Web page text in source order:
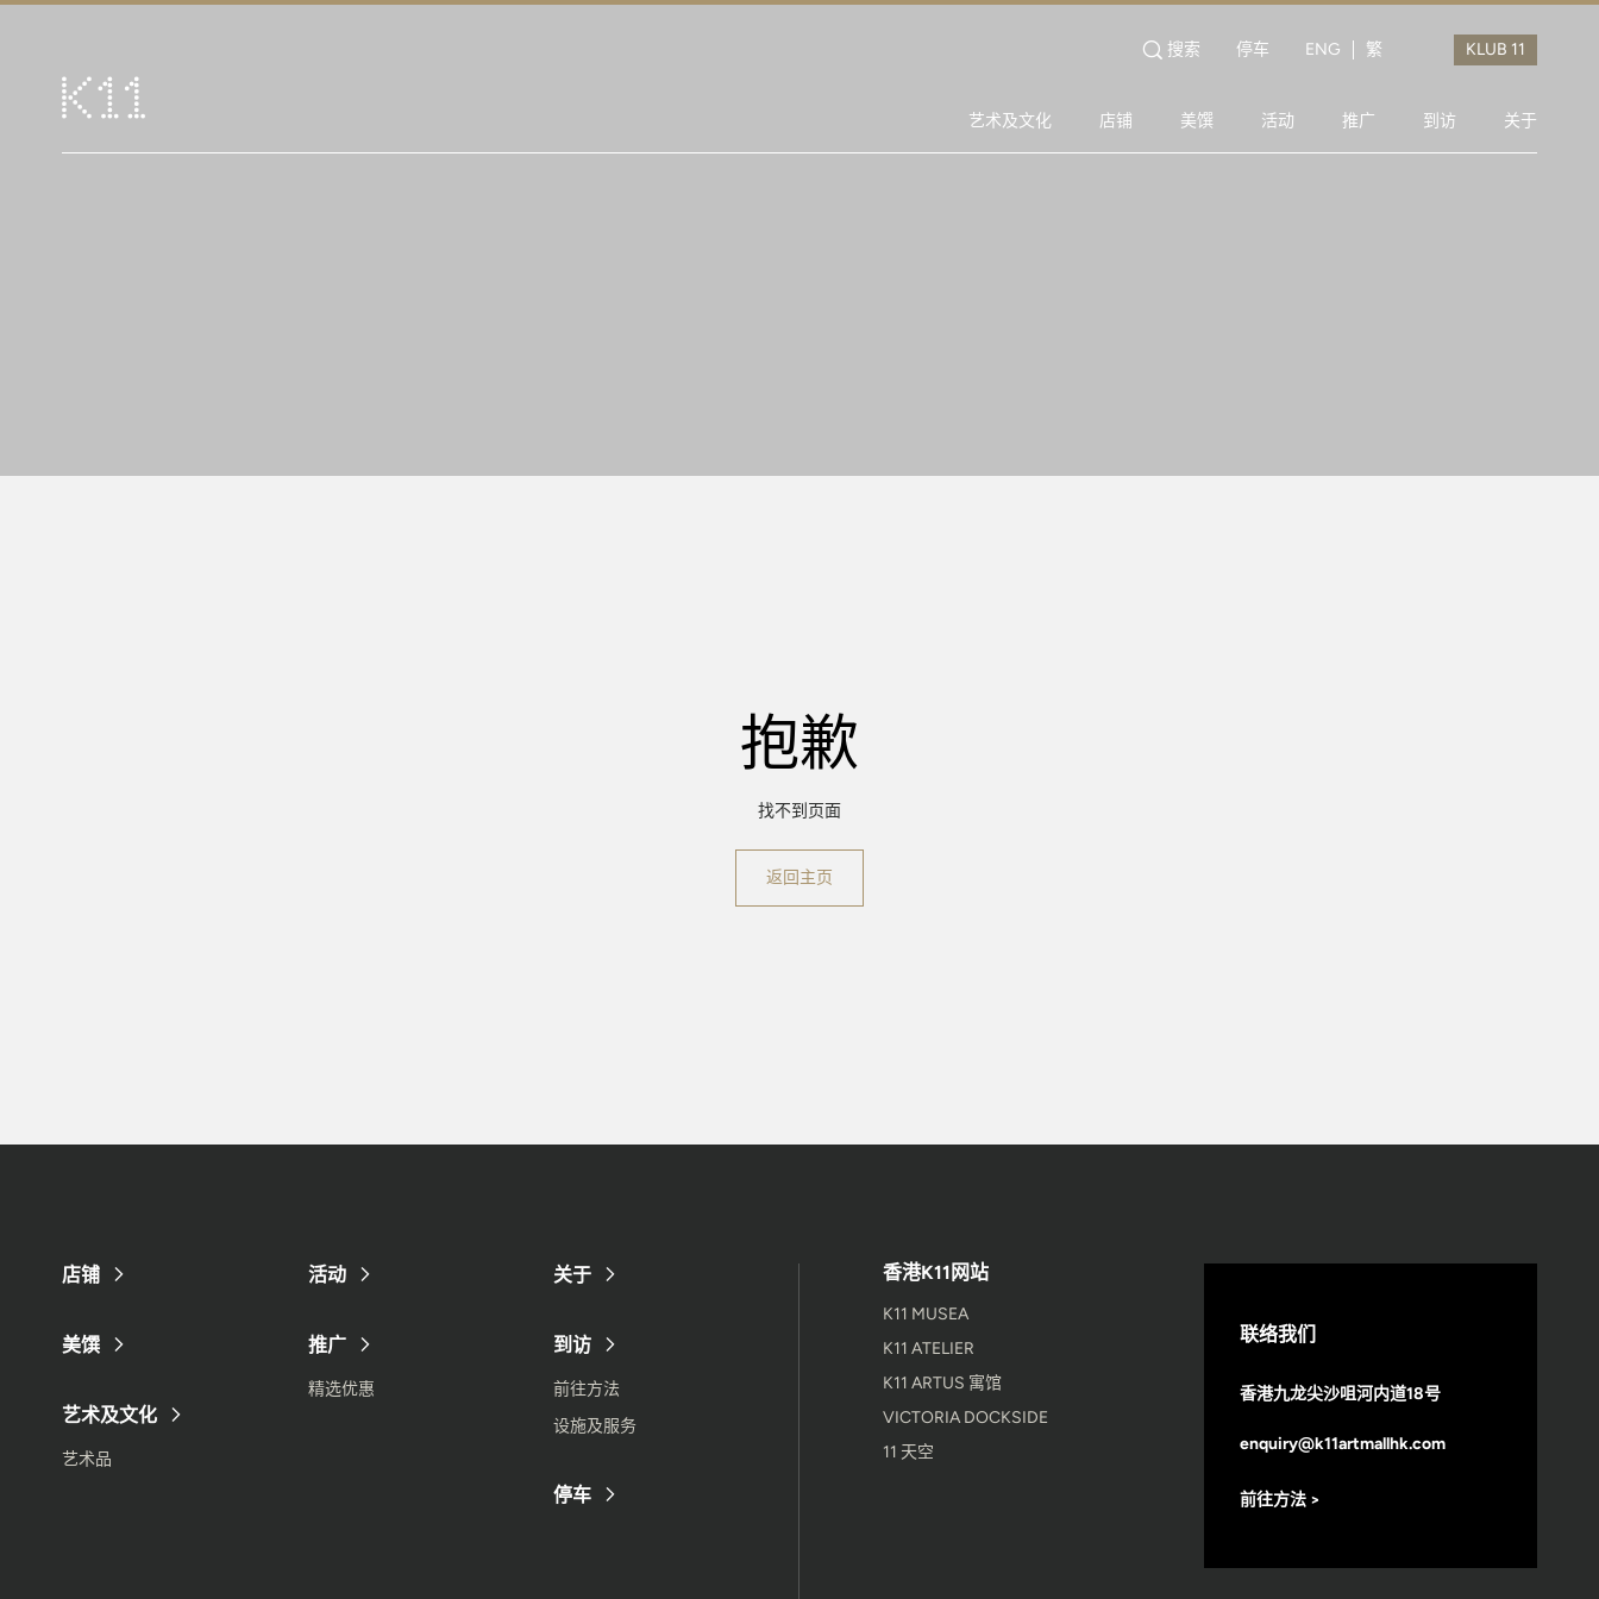
搜索 停车 ENG 繁
艺术及文化 店铺 美馔 活动 推广 到访 关于
抱歉
找不到页面
返回主页
店铺
美馔
艺术及文化
艺术品
活动
推广
精选优惠
关于
到访
前往方法
设施及服务
停车
香港K11网站
K11 MUSEA
K11 ATELIER
K11 ARTUS 寓馆
VICTORIA DOCKSIDE
11 天空
联络我们
香港九龙尖沙咀河内道18号
enquiry@k11artmallhk.com
前往方法 >